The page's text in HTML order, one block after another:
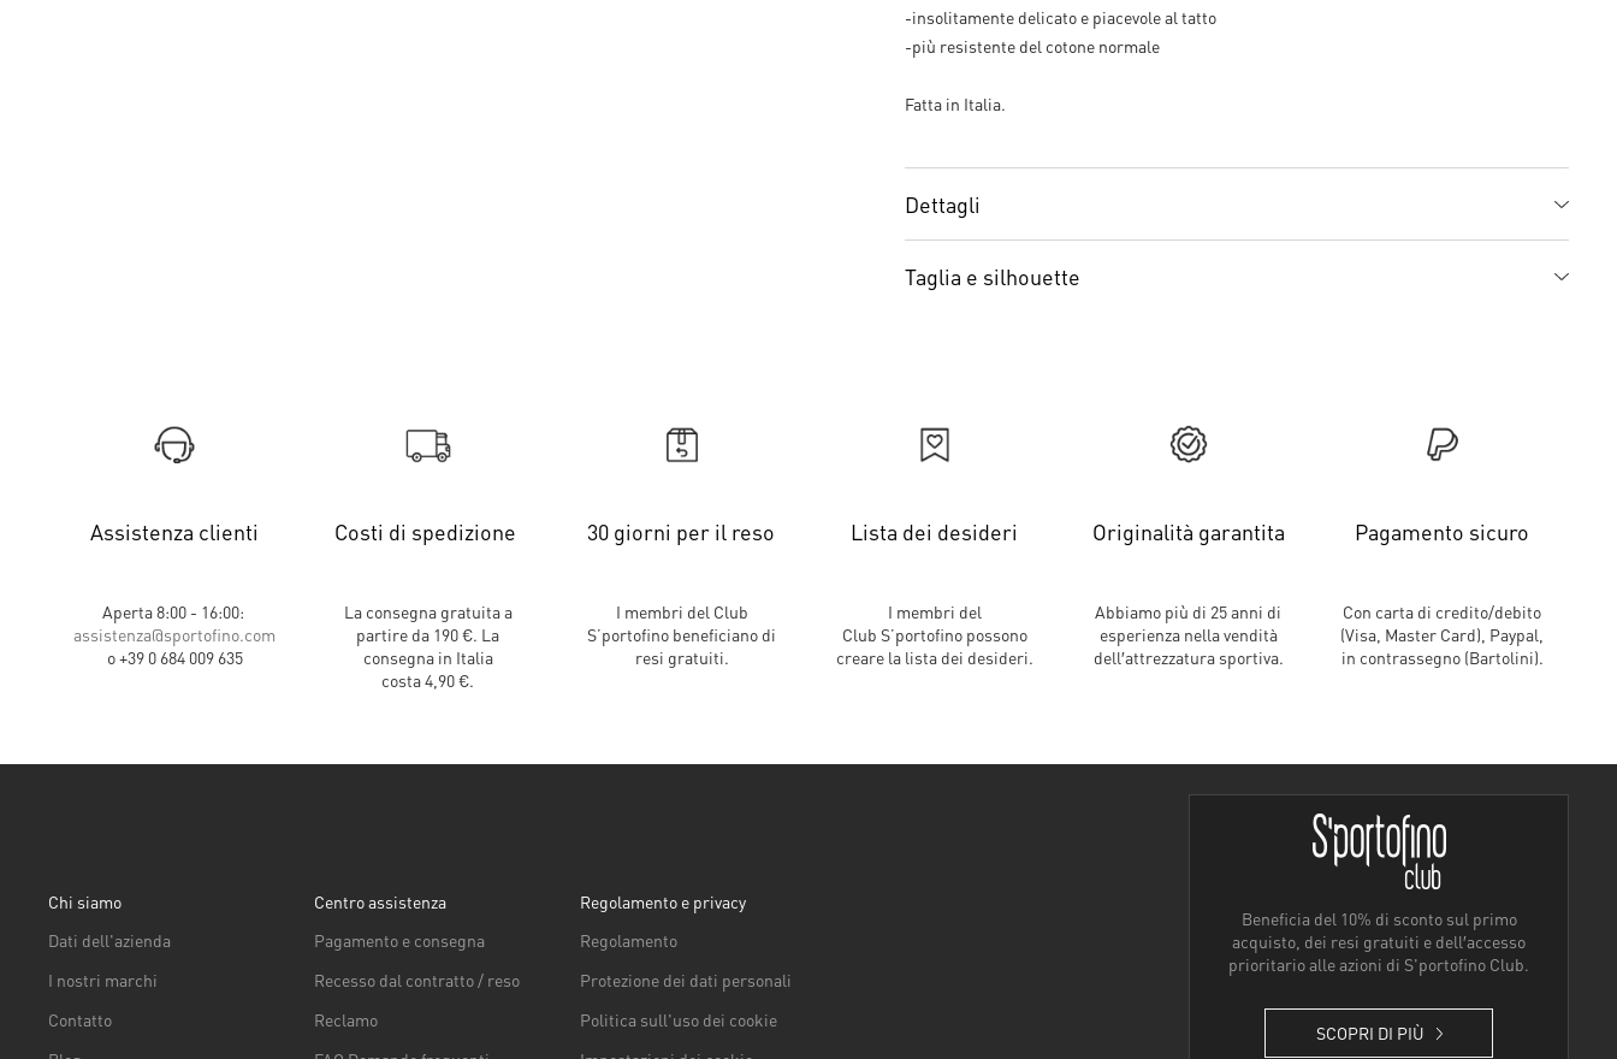
-insolitamente delicato e piacevole al tatto
-più resistente del cotone normale
Fatta in Italia.
Dettagli
Taglia e silhouette
Assistenza clienti
Aperta 8:00 - 16:00:
assistenza@sportofino.com
o +39 0 684 009 635
Costi di spedizione
La consegna gratuita a
partire da 190 €. La
consegna in Italia
costa 4,90 €.
30 giorni per il reso
I membri del Club
S’portofino beneficiano di
resi gratuiti.
Lista dei desideri
I membri del
Club S’portofino possono
creare la lista dei desideri.
Originalità garantita
Abbiamo più di 25 anni di
esperienza nella vendità
dell′attrezzatura sportiva.
Pagamento sicuro
Con carta di credito/debito
(Visa, Master Card), Paypal,
in contrassegno (Bartolini).
Beneficia del 10% di sconto sul primo
acquisto, dei resi gratuiti e dell′accesso
prioritario alle azioni di S'portofino Club.
SCOPRI DI PIÙ
Chi siamo
Dati dell'azienda
I nostri marchi
Contatto
Centro assistenza
Pagamento e consegna
Recesso dal contratto / reso
Reclamo
Regolamento e privacy
Regolamento
Protezione dei dati personali
Politica sull'uso dei cookie